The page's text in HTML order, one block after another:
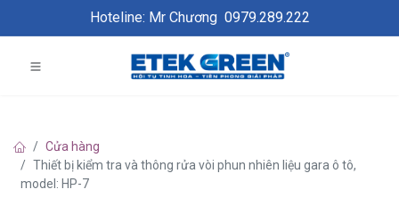
Hoteline: Mr Chương 0979.289.222
Cửa hàng
Thiết bị kiểm tra và thông rửa vòi phun nhiên liệu gara ô tô,
model: HP-7